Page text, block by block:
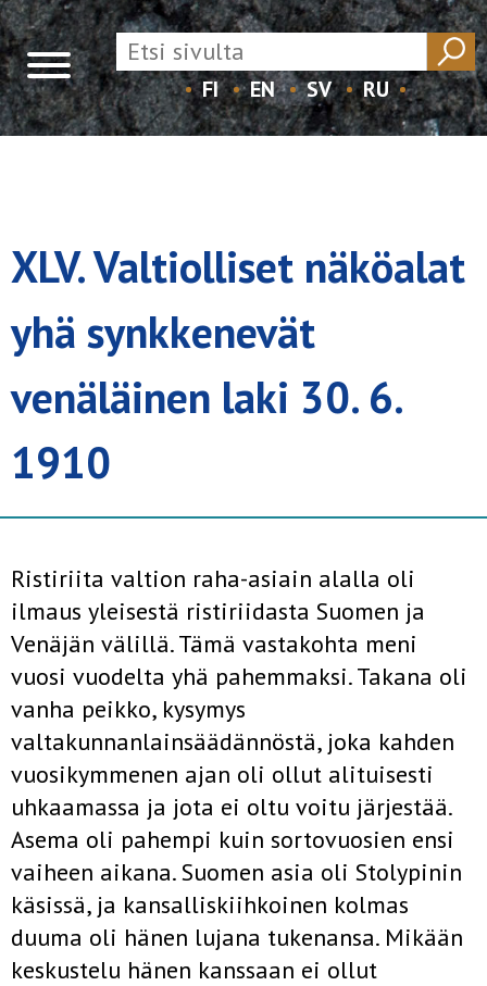
FI EN SV RU
XLV. Valtiolliset näköalat
yhä synkkenevät
venäläinen laki 30. 6.
1910
Ristiriita valtion raha-asiain alalla oli
ilmaus yleisestä ristiriidasta Suomen ja
Venäjän välillä. Tämä vastakohta meni
vuosi vuodelta yhä pahemmaksi. Takana oli
vanha peikko, kysymys
valtakunnanlainsäädännöstä, joka kahden
vuosikymmenen ajan oli ollut alituisesti
uhkaamassa ja jota ei oltu voitu järjestää.
Asema oli pahempi kuin sortovuosien ensi
vaiheen aikana. Suomen asia oli Stolypinin
käsissä, ja kansalliskiihkoinen kolmas
duuma oli hänen lujana tukenansa. Mikään
keskustelu hänen kanssaan ei ollut